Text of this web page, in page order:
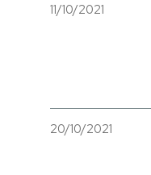
11/10/2021
20/10/2021